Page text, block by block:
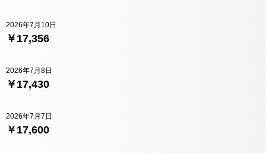
￥17,356
2026年7月10日
￥17,430
2026年7月8日
￥17,600
2026年7月7日